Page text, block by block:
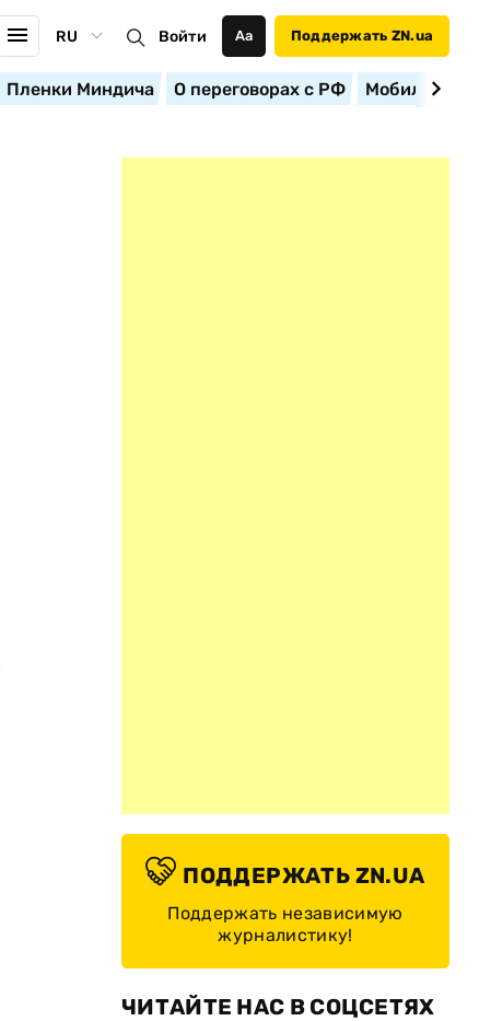
RU Войти Аа Поддержать ZN.ua
Пленки Миндича О переговорах с РФ
ПОДДЕРЖАТЬ ZN.UA
Поддержать независимую
журналистику!
ЧИТАЙТЕ НАС В СОЦСЕТЯХ